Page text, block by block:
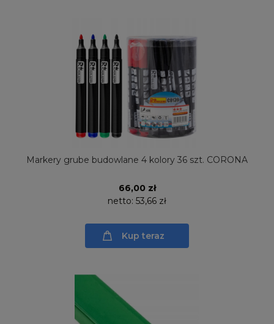
Markery grube budowlane 4 kolory 36 szt. CORONA
66,00 zł
netto: 53,66 zł
Kup teraz